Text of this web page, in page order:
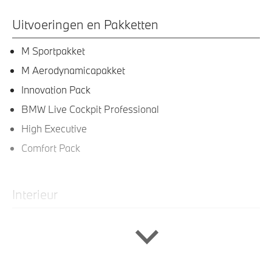
Uitvoeringen en Pakketten
M Sportpakket
M Aerodynamicapakket
Innovation Pack
BMW Live Cockpit Professional
High Executive
Comfort Pack
Interieur
achterbank in 3 delen neerklapbaar met skiluik